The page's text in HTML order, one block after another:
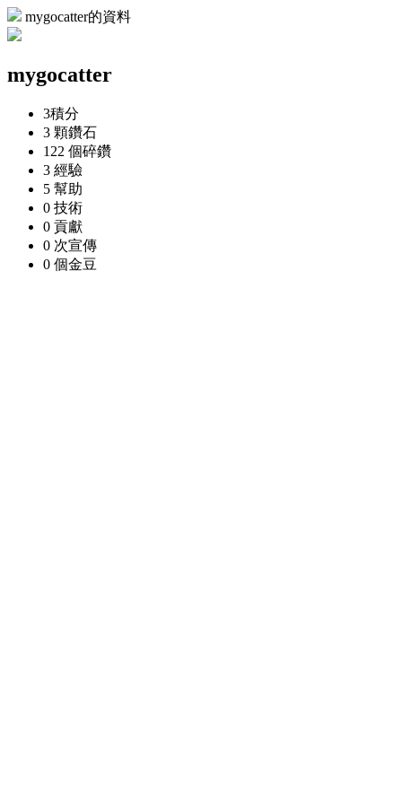
mygocatter的資料
mygocatter
3積分
3 顆鑽石
122 個碎鑽
3 經驗
5 幫助
0 技術
0 貢獻
0 次宣傳
0 個金豆